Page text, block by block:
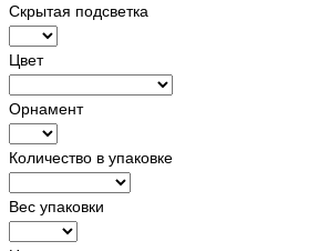
Скрытая подсветка
Цвет
Орнамент
Количество в упаковке
Вес упаковки